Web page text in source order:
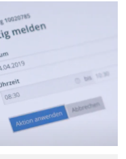
eigenen Kanal